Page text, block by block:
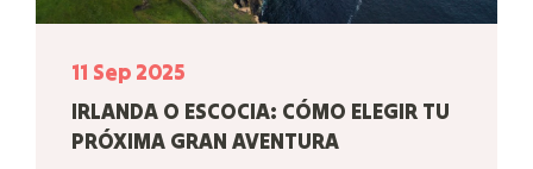
11 Sep 2025
IRLANDA O ESCOCIA: CÓMO ELEGIR TU
PRÓXIMA GRAN AVENTURA